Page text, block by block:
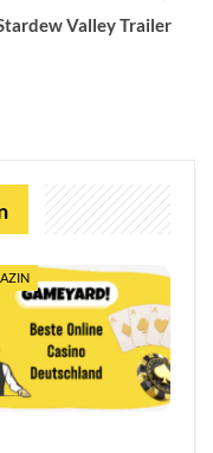
Valley Trailer